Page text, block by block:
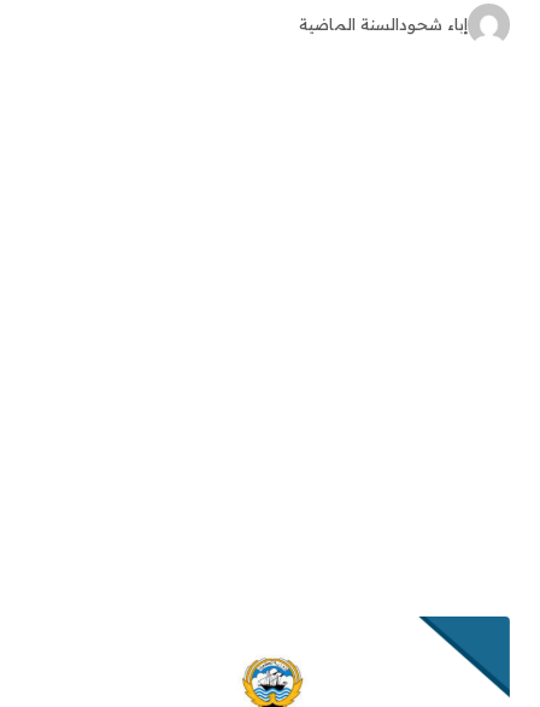
إباء شحودالسنة الماضية